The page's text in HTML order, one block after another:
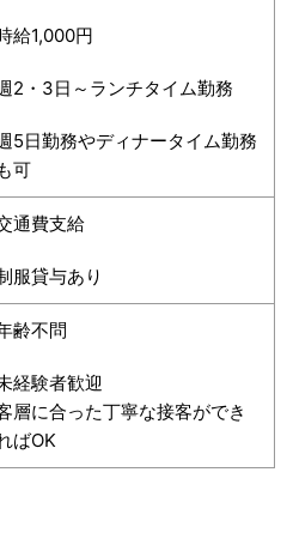
給1,000円
2 ・ 3日～ランチタイム勤務
5日勤務やディナータイム勤務
可
通費支給
服貸与あり
齢不問
経験者歓迎
層に合った丁寧な接客ができ
ばOK